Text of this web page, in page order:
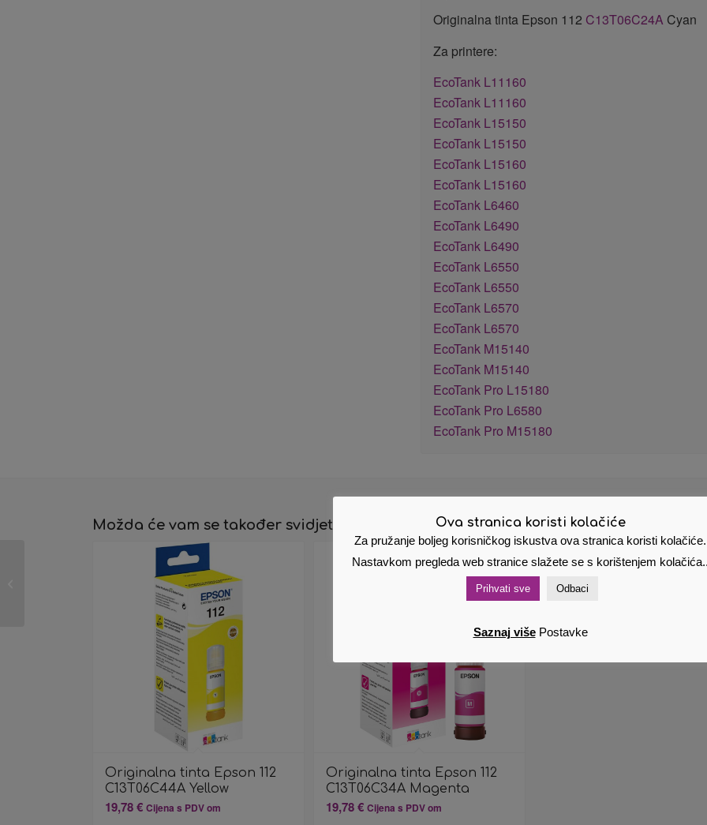
Originalna tinta Epson 112 C13T06C24A Cyan
Za printere:
EcoTank L11160
EcoTank L11160
EcoTank L15150
EcoTank L15150
EcoTank L15160
EcoTank L15160
EcoTank L6460
EcoTank L6490
EcoTank L6490
EcoTank L6550
EcoTank L6550
EcoTank L6570
EcoTank L6570
EcoTank M15140
EcoTank M15140
EcoTank Pro L15180
EcoTank Pro L6580
EcoTank Pro M15180
Možda će vam se također svidjeti…
Originalna tinta Epson 112
C13T06C44A Yellow
19,78€ Cijena s PDV om
Originalna tinta Epson 112
C13T06C34A Magenta
19,78€ Cijena s PDV om
Ova stranica koristi kolačiće
Za pružanje boljeg korisničkog iskustva ova stranica koristi kolačiće.
Nastavkom pregleda web stranice slažete se s korištenjem
Prihvati sve Odbaci
Saznaj više Postavke